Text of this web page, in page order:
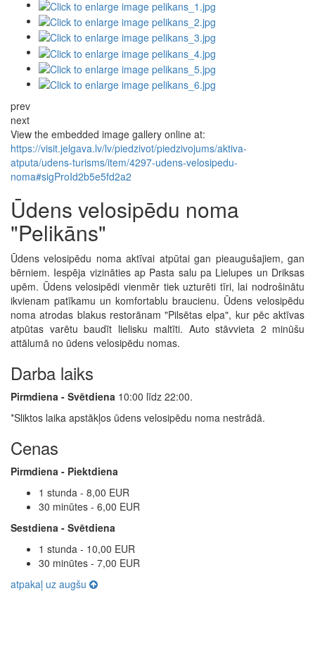
prev
next
View the embedded image gallery online at:
https://visit.jelgava.lv/lv/piedzivot/piedzivojums/aktiva-
atputa/udens-turisms/item/4297-udens-velosipedu-
noma#sigProId2b5e5fd2a2
Ūdens velosipēdu noma
"Pelikāns"
Ūdens velosipēdu noma aktīvai atpūtai gan pieaugušajiem, gan
bērniem. Iespēja vizināties ap Pasta salu pa Lielupes un Driksas
upēm. Ūdens velosipēdi vienmēr tiek uzturēti tīri, lai nodrošinātu
ikvienam patīkamu un komfortablu braucienu. Ūdens velosipēdu
noma atrodas blakus restorānam "Pilsētas elpa", kur pēc aktīvas
atpūtas varētu baudīt lielisku maltīti. Auto stāvvieta 2 minūšu
attālumā no ūdens velosipēdu nomas.
Darba laiks
Pirmdiena - Svētdiena 10:00 līdz 22:00.
*Sliktos laika apstākļos ūdens velosipēdu noma nestrādā.
Cenas
Pirmdiena - Piektdiena
1 stunda - 8,00 EUR
30 minūtes - 6,00 EUR
Sestdiena - Svētdiena
1 stunda - 10,00 EUR
30 minūtes - 7,00 EUR
atpakaļ uz augšu